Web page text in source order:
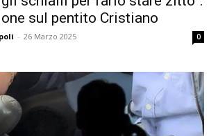
sul pentito Cristiano
- 26 Marzo 2025 0